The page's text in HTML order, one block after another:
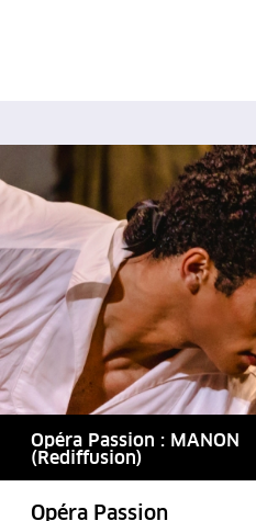
Opéra Passion : MANON
(Rediffusion)
Opéra Passion